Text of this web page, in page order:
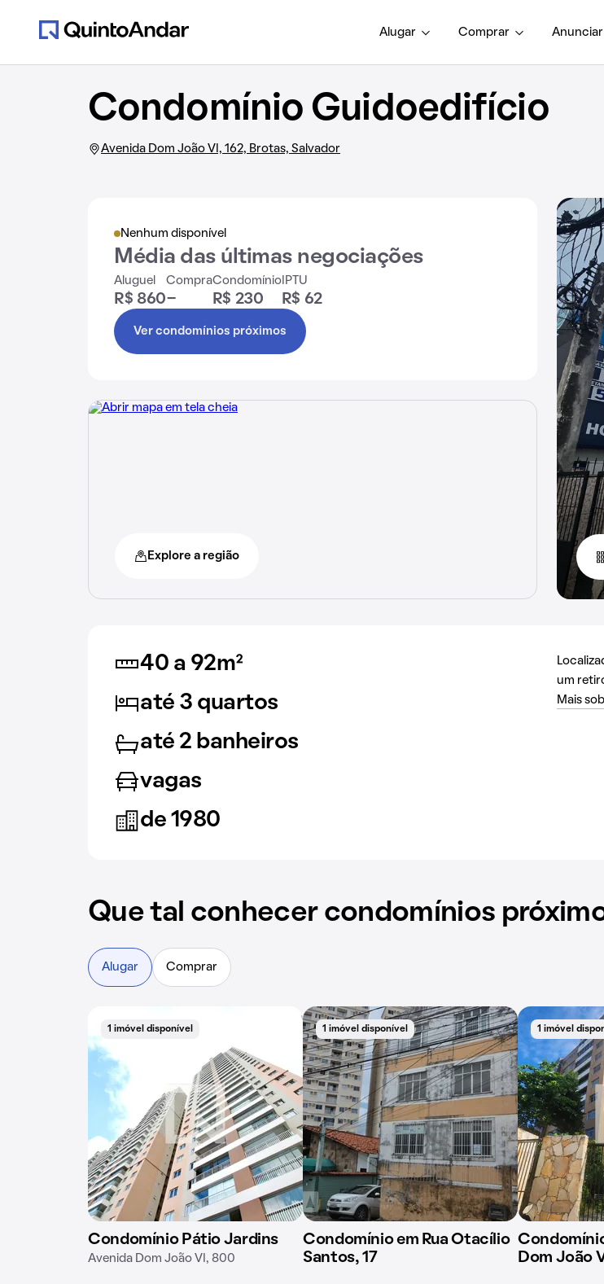
Alugar Comprar Anunciar
Condomínio Guidoedifício
Avenida Dom João VI, 162, Brotas, Salvador
Nenhum disponível
Média das últimas negociações
Aluguel
R$ 860
Compra
-
Condomínio
R$ 230
IPTU
R$ 62
Ver condomínios próximos
Explore a região
40 a 92m²
até 3 quartos
até 2 banheiros
vagas
de 1980
um
Mais
Que tal conhecer condomínios
Alugar Comprar
1 imóvel disponível
Condomínio Pátio Jardins
Avenida Dom João VI, 800
1 imóvel disponível
Condomínio em Rua Otacílio
Santos, 17
1 imóvel
Dom João